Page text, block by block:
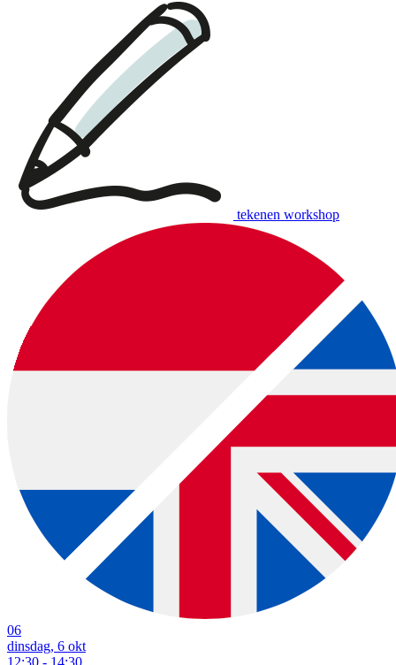
tekenen workshop
06
dinsdag, 6 okt
12:30 - 14:30